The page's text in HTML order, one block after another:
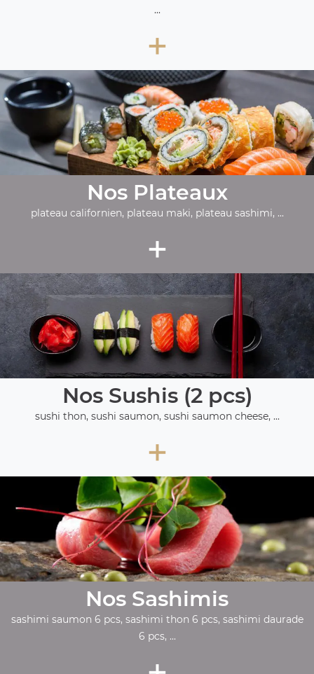
...
+
Nos Plateaux
plateau californien, plateau maki, plateau sashimi, ...
+
Nos Sushis (2 pcs)
sushi thon, sushi saumon, sushi saumon cheese, ...
+
Nos Sashimis
sashimi saumon 6 pcs, sashimi thon 6 pcs, sashimi daurade
6 pcs, ...